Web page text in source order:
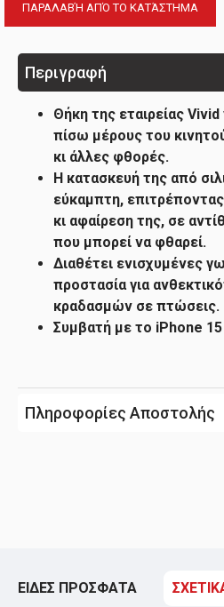
ΠΑΡΑΛΑΒΉ ΑΠΌ ΤΟ ΚΑΤΆΣΤΗΜΑ
Περιγραφή
Θήκη της εταιρείας
πίσω μέρους του
κι άλλες φθορές.
Η κατασκευή της από
εύκαμπτη,
κι αφαίρεση της, σε
που μπορεί να φθαρεί.
Διαθέτει ενισχυμένες
προστασία για
κραδασμών σε πτώσεις.
Συμβατή με το iPhone
Πληροφορίες Αποστολής
ΕΙΔΕΣ ΠΡΟΣΦΑΤΑ